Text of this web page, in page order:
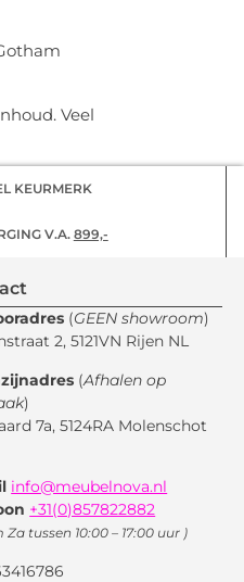
Veel
KEURMERK
V.A.899,-
(GEEN showroom)
2, 5121VN Rijen NL
(Afhalen op
)
7a, 5124RA Molenschot
info@meubelnova.nl
+31(0)857822882
Za tussen 10:00 – 17:00 uur )